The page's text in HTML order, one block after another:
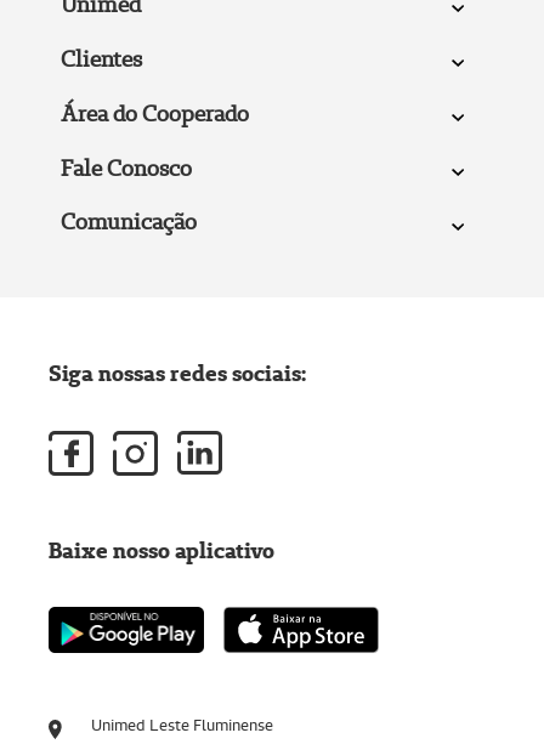
Clientes
Área do Cooperado
Fale Conosco
Comunicação
Unimed Leste Fluminense
Siga nossas redes sociais:
Baixe nosso aplicativo